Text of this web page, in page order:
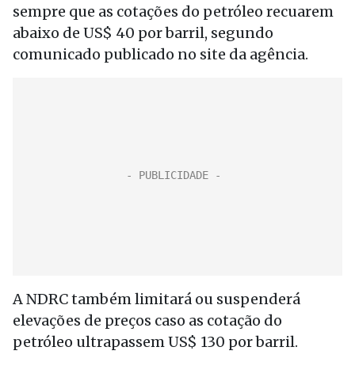
sempre que as cotações do petróleo recuarem
abaixo de US$ 40 por barril, segundo
comunicado publicado no site da agência.
A NDRC também limitará ou suspenderá
elevações de preços caso as cotação do
petróleo ultrapassem US$ 130 por barril.